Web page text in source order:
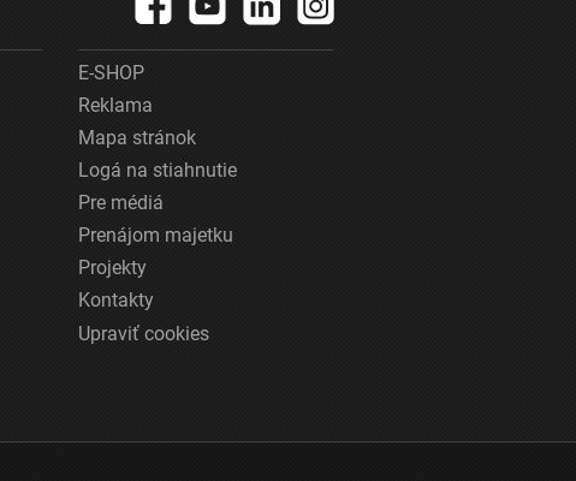
E-SHOP
Reklama
Mapa stránok
Logá na stiahnutie
Pre médiá
Prenájom majetku
Projekty
Kontakty
Upraviť cookies